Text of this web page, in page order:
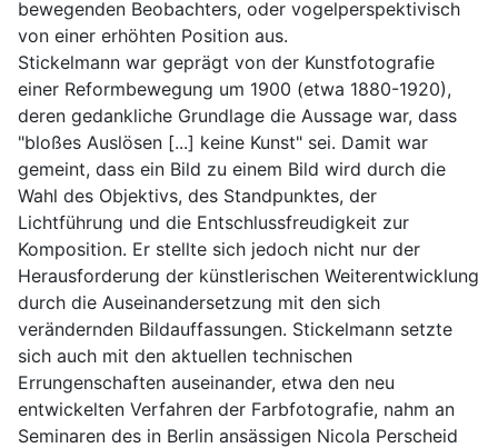
bewegenden Beobachters, oder vogelperspektivisch
von einer erhöhten Position aus.
Stickelmann war geprägt von der Kunstfotografie
einer Reformbewegung um 1900 (etwa 1880-1920),
deren gedankliche Grundlage die Aussage war, dass
"bloßes Auslösen [...] keine Kunst" sei. Damit war
gemeint, dass ein Bild zu einem Bild wird durch die
Wahl des Objektivs, des Standpunktes, der
Lichtführung und die Entschlussfreudigkeit zur
Komposition. Er stellte sich jedoch nicht nur der
Herausforderung der künstlerischen Weiterentwicklung
durch die Auseinandersetzung mit den sich
verändernden Bildauffassungen. Stickelmann setzte
sich auch mit den aktuellen technischen
Errungenschaften auseinander, etwa den neu
entwickelten Verfahren der Farbfotografie, nahm an
Seminaren des in Berlin ansässigen Nicola Perscheid